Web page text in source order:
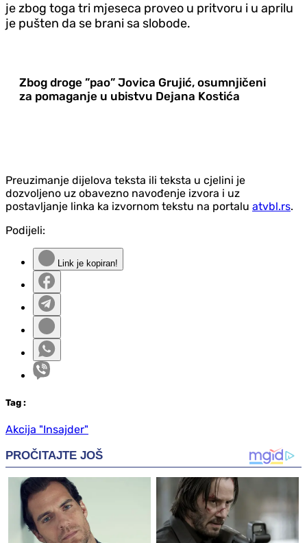
je zbog toga tri mjeseca proveo u pritvoru i u aprilu
je pušten da se brani sa slobode.
Zbog droge ”pao” Jovica Grujić, osumnjičeni
za pomaganje u ubistvu Dejana Kostića
Preuzimanje dijelova teksta ili teksta u cjelini je
dozvoljeno uz obavezno navođenje izvora i uz
postavljanje linka ka izvornom tekstu na portalu atvbl.rs.
Podijeli:
Link je kopiran!
Tag :
Akcija "Insajder"